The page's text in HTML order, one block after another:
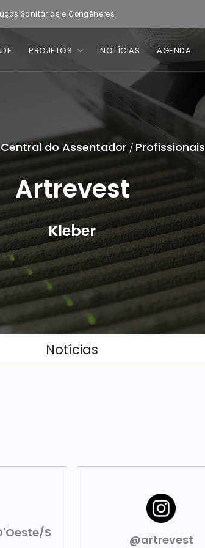
Sanitárias e Congêneres
PROJETOS NOTÍCIAS AGENDA
do Assentador / Profissionais
Artrevest
Kleber
Notícias
S
@artrevest